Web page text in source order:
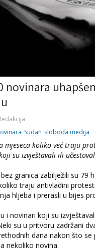
novinara
Sudan sloboda medija
mjeseca koliko već traju
su izvještavali ili
granica zabilježili su 79
traju antivladini
hljeba i prerasli u bijes
i novinari koji su
su u pritvoru zadržani
dana nakon što
nekoliko novina.